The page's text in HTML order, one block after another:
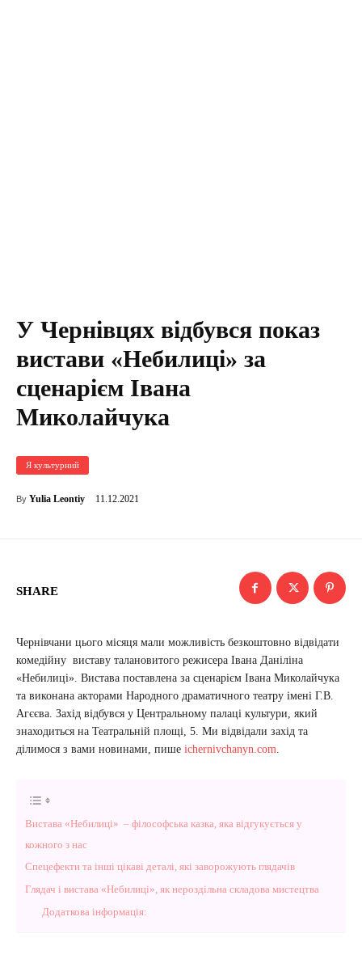
У Чернівцях відбувся показ
вистави «Небилиці» за
сценарієм Івана
Миколайчука
Я культурний
By Yulia Leontiy 11.12.2021
SHARE
Чернівчани цього місяця мали можливість безкоштовно відвідати
комедійну виставу талановитого режисера Івана Даніліна
«Небилиці». Вистава поставлена за сценарієм Івана Миколайчука
та виконана акторами Народного драматичного театру імені Г.В.
Агєєва. Захід відбувся у Центральному палаці культури, який
знаходиться на Театральній площі, 5. Ми відвідали захід та
ділимося з вами новинами, пише ichernivchanyn.com.
Вистава «Небилиці» – філософська казка, яка відгукується у
кожного з нас
Спецефекти та інші цікаві деталі, які заворожують глядачів
Глядач і вистава «Небилиці», як нероздільна складова мистецтва
Додаткова інформація: